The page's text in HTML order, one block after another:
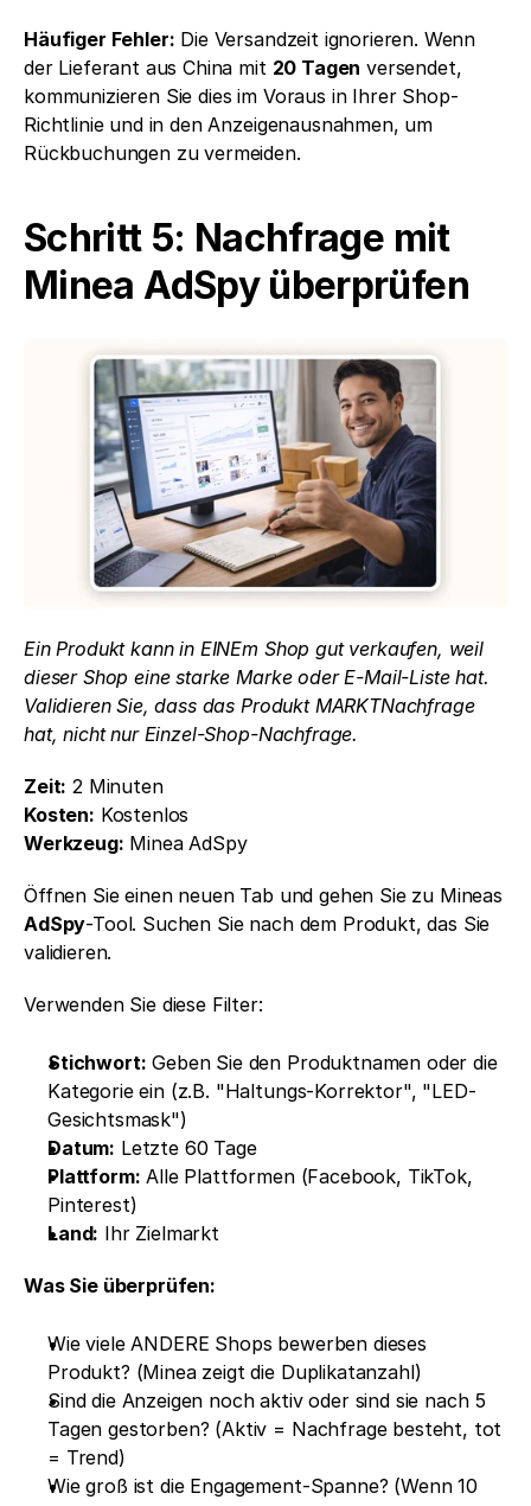
Häufiger Fehler: Die Versandzeit ignorieren. Wenn
der Lieferant aus China mit 20 Tagen versendet,
kommunizieren Sie dies im Voraus in Ihrer Shop-
Richtlinie und in den Anzeigenausnahmen, um
Rückbuchungen zu vermeiden.
Schritt 5: Nachfrage mit
Minea AdSpy überprüfen
Ein Produkt kann in EINEm Shop gut verkaufen, weil
dieser Shop eine starke Marke oder E-Mail-Liste hat.
Validieren Sie, dass das Produkt MARKTNachfrage
hat, nicht nur Einzel-Shop-Nachfrage.
Zeit: 2 Minuten
Kosten: Kostenlos
Werkzeug: Minea AdSpy
AdSpy-Tool. Suchen Sie nach dem Produkt, das Sie
validieren.
Verwenden Sie diese Filter:
Stichwort: Geben Sie den Produktnamen oder die
Kategorie ein (z.B. "Haltungs-Korrektor", "LED-
Gesichtsmask")
Datum: Letzte 60 Tage
Plattform: Alle Plattformen (Facebook, TikTok,
Pinterest)
Land: Ihr Zielmarkt
Was Sie überprüfen:
Wie viele ANDERE Shops bewerben dieses
Produkt? (Minea zeigt die Duplikatanzahl)
Sind die Anzeigen noch aktiv oder sind sie nach 5
Tagen gestorben? (Aktiv = Nachfrage besteht, tot
= Trend)
Wie groß ist die Engagement-Spanne? (Wenn 10